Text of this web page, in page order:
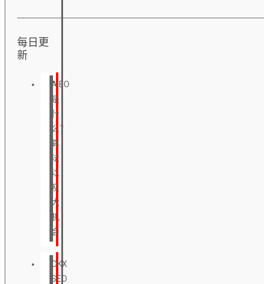
每日更
新
AIEO
是
什
么？
算
法
以
及
大
机
会
OKX
SEO